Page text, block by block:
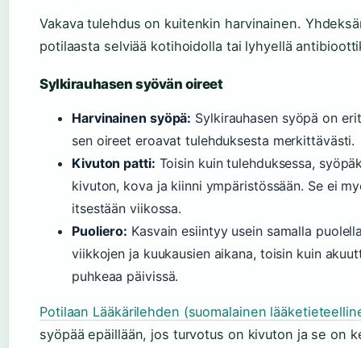
Vakava tulehdus on kuitenkin harvinainen.
potilaasta selviää kotihoidolla tai lyhyellä
Sylkirauhasen syövän oireet
Harvinainen syöpä: Sylkirauhasen syöpä on
sen oireet eroavat tulehduksesta merkittävästi.
Kivuton patti: Toisin kuin tulehduksessa,
kivuton, kova ja kiinni ympäristössään. Se ei
itsestään viikossa.
Puoliero: Kasvain esiintyy usein samalla
viikkojen ja kuukausien aikana, toisin kuin
puhkeaa päivissä.
Potilaan Lääkärilehden (suomalainen
syöpää epäillään, jos turvotus on kivuton ja se on